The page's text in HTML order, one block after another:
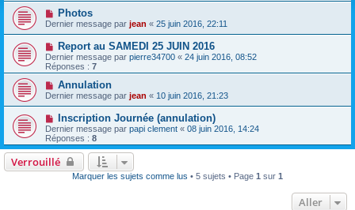
Photos
Dernier message par jean « 25 juin 2016, 22:11
Report au SAMEDI 25 JUIN 2016
Dernier message par pierre34700 « 24 juin 2016, 08:52
Réponses : 7
Annulation
Dernier message par jean « 10 juin 2016, 21:23
Inscription Journée (annulation)
Dernier message par papi clement « 08 juin 2016, 14:24
Réponses : 8
Verrouillé
Marquer les sujets comme lus • 5 sujets • Page 1 sur 1
Aller